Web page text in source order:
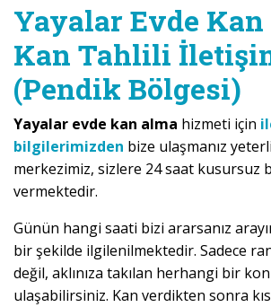
Yayalar Evde
Kan Tahlili
(Pendik Bölgesi)
Yayalar evde kan alma hizmeti için
bilgilerimizden bize ulaşmanız
merkezimiz, sizlere 24 saat kusursuz
vermektedir.
Günün hangi saati bizi ararsanız
bir şekilde ilgilenilmektedir. Sadece
değil, aklınıza takılan herhangi bir
ulaşabilirsiniz. Kan verdikten sonra